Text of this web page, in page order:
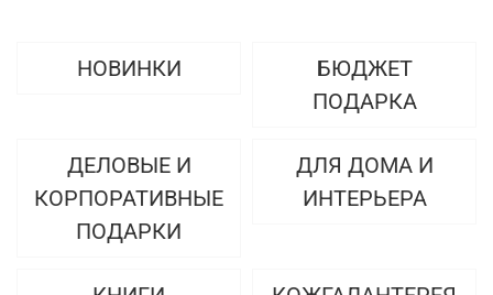
НОВИНКИ
БЮДЖЕТ
ПОДАРКА
ДЕЛОВЫЕ И
КОРПОРАТИВНЫЕ
ПОДАРКИ
ДЛЯ ДОМА И
ИНТЕРЬЕРА